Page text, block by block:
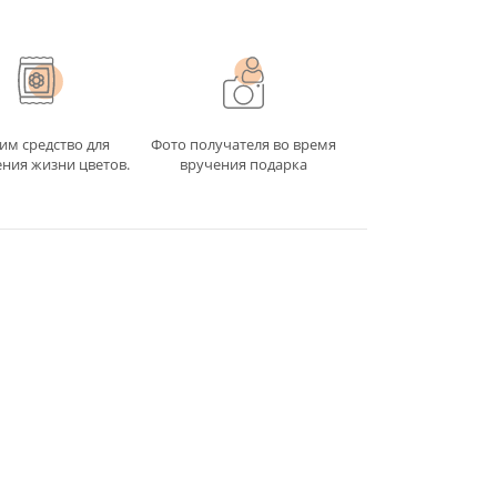
для
средство для
жизни цветов.
Фото получателя во время
вручения подарка